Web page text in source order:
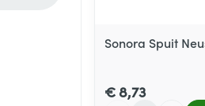
Sonora Spuit
€ 8,73